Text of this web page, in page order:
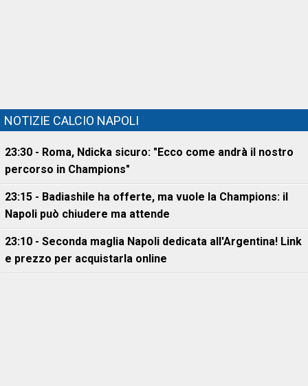
NOTIZIE CALCIO NAPOLI
23:30 - Roma, Ndicka sicuro: "Ecco come andrà il nostro
percorso in Champions"
23:15 - Badiashile ha offerte, ma vuole la Champions: il
Napoli può chiudere ma attende
23:10 - Seconda maglia Napoli dedicata all'Argentina! Link
e prezzo per acquistarla online